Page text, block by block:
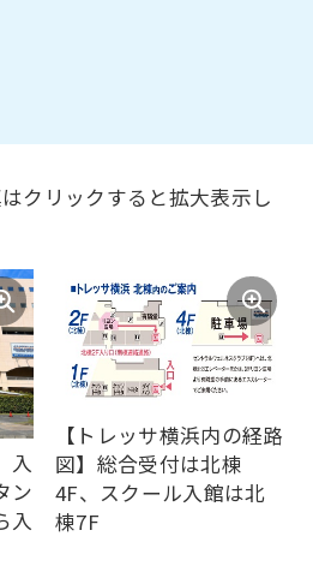
クリックすると拡大表示し
入
ン
入
【トレッサ横浜内の経路
図】総合受付は北棟
4F、スクール入館は北
棟7F
For
foreigners